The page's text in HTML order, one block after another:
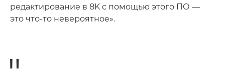
редактирование в 8K с помощью этого ПО —
это что-то невероятное».